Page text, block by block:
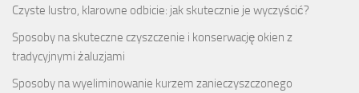
Czyste lustro, klarowne odbicie: jak skutecznie je wyczyścić?
Sposoby na skuteczne czyszczenie i konserwację okien z
tradycyjnymi żaluzjami
Sposoby na wyeliminowanie kurzem zanieczyszczonego